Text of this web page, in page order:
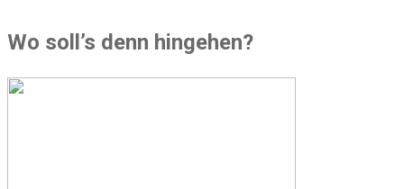
Wo soll’s denn hingehen?